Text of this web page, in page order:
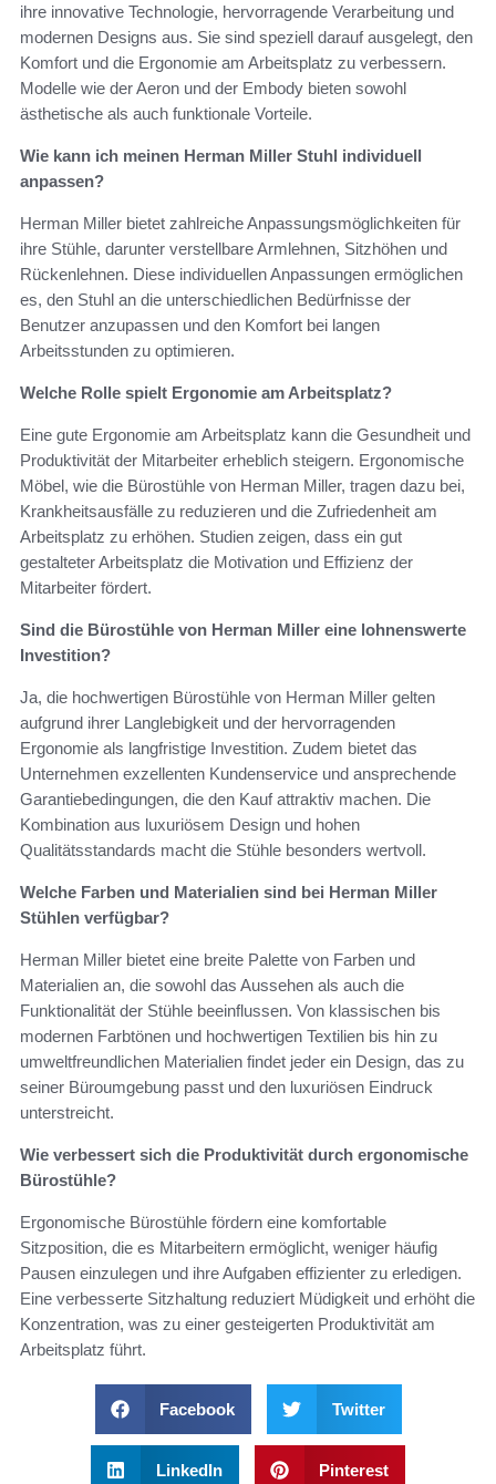
ihre innovative Technologie, hervorragende Verarbeitung und
modernen Designs aus. Sie sind speziell darauf ausgelegt, den
Komfort und die Ergonomie am Arbeitsplatz zu verbessern.
Modelle wie der Aeron und der Embody bieten sowohl
ästhetische als auch funktionale Vorteile.
Wie kann ich meinen Herman Miller Stuhl individuell
anpassen?
Herman Miller bietet zahlreiche Anpassungsmöglichkeiten für
ihre Stühle, darunter verstellbare Armlehnen, Sitzhöhen und
Rückenlehnen. Diese individuellen Anpassungen ermöglichen
es, den Stuhl an die unterschiedlichen Bedürfnisse der
Benutzer anzupassen und den Komfort bei langen
Arbeitsstunden zu optimieren.
Welche Rolle spielt Ergonomie am Arbeitsplatz?
Eine gute Ergonomie am Arbeitsplatz kann die Gesundheit und
Produktivität der Mitarbeiter erheblich steigern. Ergonomische
Möbel, wie die Bürostühle von Herman Miller, tragen dazu bei,
Krankheitsausfälle zu reduzieren und die Zufriedenheit am
Arbeitsplatz zu erhöhen. Studien zeigen, dass ein gut
gestalteter Arbeitsplatz die Motivation und Effizienz der
Mitarbeiter fördert.
Sind die Bürostühle von Herman Miller eine lohnenswerte
Investition?
Ja, die hochwertigen Bürostühle von Herman Miller gelten
aufgrund ihrer Langlebigkeit und der hervorragenden
Ergonomie als langfristige Investition. Zudem bietet das
Unternehmen exzellenten Kundenservice und ansprechende
Garantiebedingungen, die den Kauf attraktiv machen. Die
Kombination aus luxuriösem Design und hohen
Qualitätsstandards macht die Stühle besonders wertvoll.
Welche Farben und Materialien sind bei Herman Miller
Stühlen verfügbar?
Herman Miller bietet eine breite Palette von Farben und
Materialien an, die sowohl das Aussehen als auch die
Funktionalität der Stühle beeinflussen. Von klassischen bis
modernen Farbtönen und hochwertigen Textilien bis hin zu
umweltfreundlichen Materialien findet jeder ein Design, das zu
seiner Büroumgebung passt und den luxuriösen Eindruck
unterstreicht.
Wie verbessert sich die Produktivität durch ergonomische
Bürostühle?
Ergonomische Bürostühle fördern eine komfortable
Sitzposition, die es Mitarbeitern ermöglicht, weniger häufig
Pausen einzulegen und ihre Aufgaben effizienter zu erledigen.
Eine verbesserte Sitzhaltung reduziert Müdigkeit und erhöht die
Konzentration, was zu einer gesteigerten Produktivität am
Arbeitsplatz führt.
Facebook Twitter
LinkedIn Pinterest